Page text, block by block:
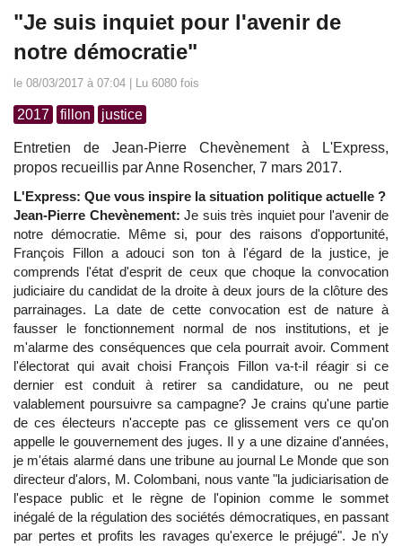
"Je suis inquiet pour l'avenir de
notre démocratie"
le 08/03/2017 à 07:04 | Lu 6080 fois
2017 fillon justice
Entretien de Jean-Pierre Chevènement à L'Express,
propos recueillis par Anne Rosencher, 7 mars 2017.
L'Express: Que vous inspire la situation politique actuelle ?
Jean-Pierre Chevènement: Je suis très inquiet pour l'avenir de
notre démocratie. Même si, pour des raisons d'opportunité,
François Fillon a adouci son ton à l'égard de la justice, je
comprends l'état d'esprit de ceux que choque la convocation
judiciaire du candidat de la droite à deux jours de la clôture des
parrainages. La date de cette convocation est de nature à
fausser le fonctionnement normal de nos institutions, et je
m'alarme des conséquences que cela pourrait avoir. Comment
l'électorat qui avait choisi François Fillon va-t-il réagir si ce
dernier est conduit à retirer sa candidature, ou ne peut
valablement poursuivre sa campagne? Je crains qu'une partie
de ces électeurs n'accepte pas ce glissement vers ce qu'on
appelle le gouvernement des juges. Il y a une dizaine d'années,
je m'étais alarmé dans une tribune au journal Le Monde que son
directeur d'alors, M. Colombani, nous vante "la judiciarisation de
l'espace public et le règne de l'opinion comme le sommet
inégalé de la régulation des sociétés démocratiques, en passant
par pertes et profits les ravages qu'exerce le préjugé". Je n'y